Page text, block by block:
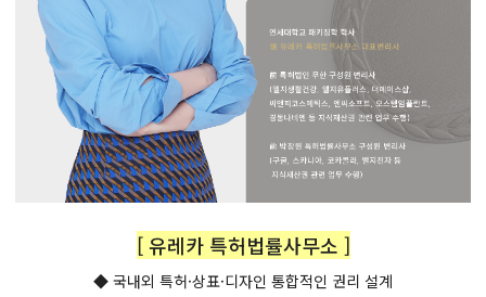
[ 유레카 특허법률사무소 ]
◆ 국내외 특허·상표·디자인 통합적인 권리 설계